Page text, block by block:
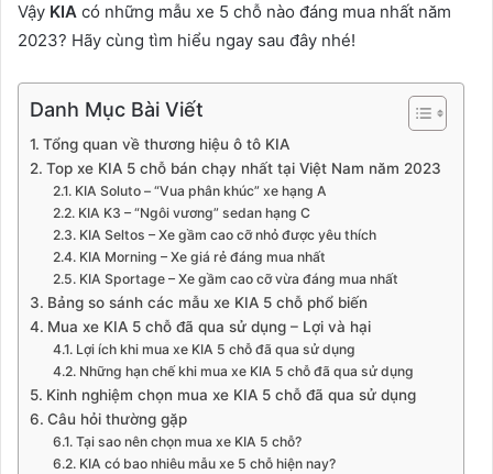
Vậy KIA có những mẫu xe 5 chỗ nào đáng mua nhất năm
2023? Hãy cùng tìm hiểu ngay sau đây nhé!
Danh Mục Bài Viết
Tổng quan về thương hiệu ô tô KIA
Top xe KIA 5 chỗ bán chạy nhất tại Việt Nam năm 2023
KIA Soluto – “Vua phân khúc” xe hạng A
KIA K3 – “Ngôi vương” sedan hạng C
KIA Seltos – Xe gầm cao cỡ nhỏ được yêu thích
KIA Morning – Xe giá rẻ đáng mua nhất
KIA Sportage – Xe gầm cao cỡ vừa đáng mua nhất
Bảng so sánh các mẫu xe KIA 5 chỗ phổ biến
Mua xe KIA 5 chỗ đã qua sử dụng – Lợi và hại
Lợi ích khi mua xe KIA 5 chỗ đã qua sử dụng
Những hạn chế khi mua xe KIA 5 chỗ đã qua sử dụng
Kinh nghiệm chọn mua xe KIA 5 chỗ đã qua sử dụng
Câu hỏi thường gặp
Tại sao nên chọn mua xe KIA 5 chỗ?
KIA có bao nhiêu mẫu xe 5 chỗ hiện nay?